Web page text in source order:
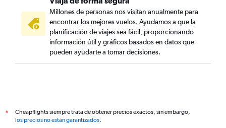
Millones de personas nos visitan anualmente para
encontrar los mejores vuelos. Ayudamos a que la
planificación de viajes sea fácil, proporcionando
información útil y gráficos basados en datos que
pueden ayudarte a tomar decisiones.
*
Cheapflights siempre trata de obtener precios exactos, sin embargo,
los precios no están garantizados.